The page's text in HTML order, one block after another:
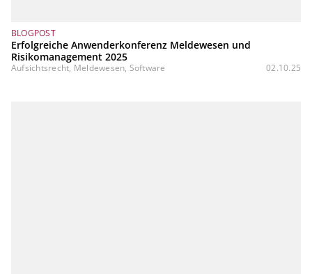
BLOGPOST
Erfolgreiche Anwenderkonferenz Meldewesen und
Risikomanagement 2025
Aufsichtsrecht, Meldewesen, Software 02.10.25